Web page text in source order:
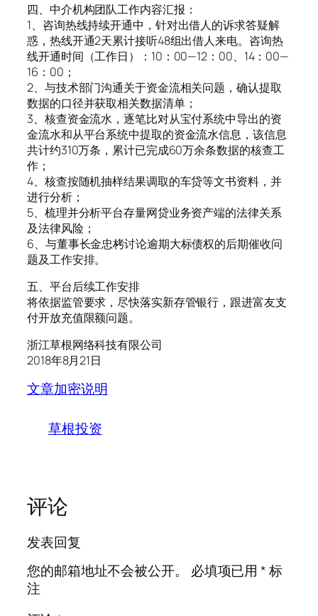
四、中介机构团队工作内容汇报：
1、咨询热线持续开通中，针对出借人的诉求答疑解
惑，热线开通2天累计接听48组出借人来电。咨询热
线开通时间（工作日）：10：00—12：00、14：00—
16：00；
2、与技术部门沟通关于资金流相关问题，确认提取
数据的口径并获取相关数据清单；
3、核查资金流水，逐笔比对从宝付系统中导出的资
金流水和从平台系统中提取的资金流水信息，该信息
共计约310万条，累计已完成60万余条数据的核查工
作；
4、核查按随机抽样结果调取的车贷等文书资料，并
进行分析；
5、梳理并分析平台存量网贷业务资产端的法律关系
及法律风险；
6、与董事长金忠栲讨论逾期大标债权的后期催收问
题及工作安排。
五、平台后续工作安排
将依据监管要求，尽快落实新存管银行，跟进富友支
付开放充值限额问题。
浙江草根网络科技有限公司
2018年8月21日
文章加密说明
草根投资
评论
发表回复
您的邮箱地址不会被公开。
必填项已用*标
注